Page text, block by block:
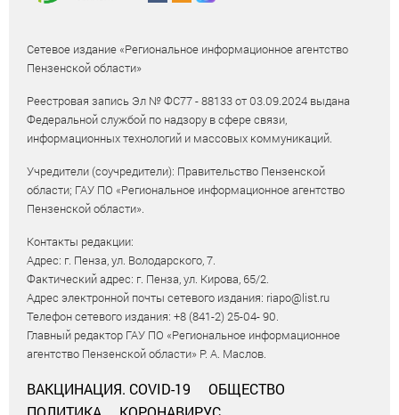
Сетевое издание «Региональное информационное агентство
Пензенской области»
Реестровая запись Эл № ФС77 - 88133 от 03.09.2024 выдана
Федеральной службой по надзору в сфере связи,
информационных технологий и массовых коммуникаций.
Учредители (соучредители): Правительство Пензенской
области; ГАУ ПО «Региональное информационное агентство
Пензенской области».
Контакты редакции:
Адрес: г. Пенза, ул. Володарского, 7.
Фактический адрес: г. Пенза, ул. Кирова, 65/2.
Адрес электронной почты сетевого издания: riapo@list.ru
Телефон сетевого издания: +8 (841-2) 25-04- 90.
Главный редактор ГАУ ПО «Региональное информационное
агентство Пензенской области» Р. А. Маслов.
ВАКЦИНАЦИЯ. COVID-19
ОБЩЕСТВО